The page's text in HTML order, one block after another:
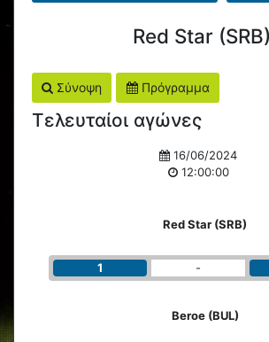
Red Star (SRB)
Σύνοψη Πρόγραμμα
Τελευταίοι αγώνες
16/06/2024
12:00:00
Red Star (SRB)
1 -
Beroe (BUL)